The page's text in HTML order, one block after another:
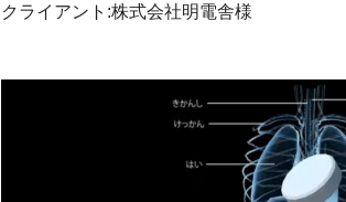
クライアント:株式会社明電舎様